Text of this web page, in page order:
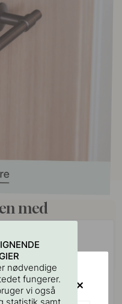
med
nødvendige
fungerer.
vi også